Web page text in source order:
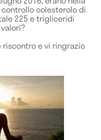
controllo colesterolo di
225 e trigliceridi
e vi ringrazio